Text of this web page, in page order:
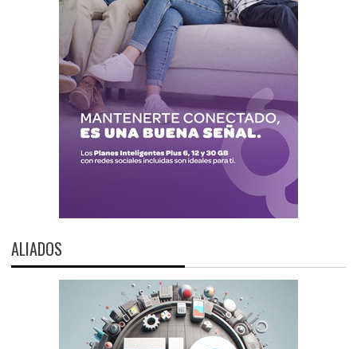
ALIADOS